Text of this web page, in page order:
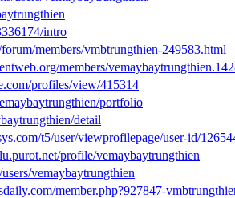
intro
members/vmbtrungthien-249583.html
members/
profiles/view/415314
portfolio
detail
t5/user/viewprofilepage/user-id/
profile/vemaybaytrungthien
vemaybaytrungthien
member.php?927847-